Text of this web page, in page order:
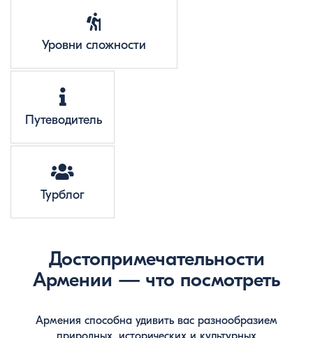
Уровни сложности
Путеводитель
Турблог
Достопримечательности
Армении — что посмотреть
Армения способна удивить вас разнообразием